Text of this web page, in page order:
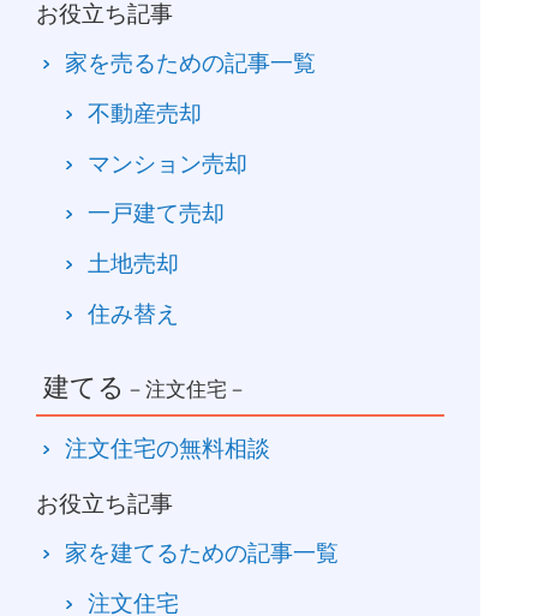
お役立ち記事
家を売るための記事一覧
不動産売却
マンション売却
一戸建て売却
土地売却
住み替え
建てる －注文住宅－
注文住宅の無料相談
お役立ち記事
家を建てるための記事一覧
注文住宅